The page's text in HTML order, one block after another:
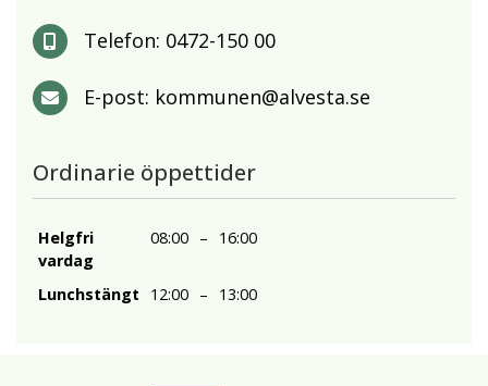
Telefon: 0472-150 00
E-post: kommunen@alvesta.se
Ordinarie öppettider
Helgfri
vardag
08:00 – 16:00
Lunchstängt 12:00 – 13:00